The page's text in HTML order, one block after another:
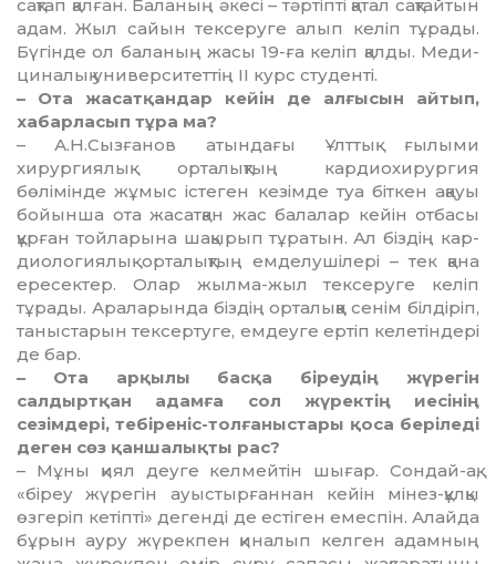
сақтап қалған. Ба­ланың әкесі – тәртіпті қатал сақтайтын
адам. Жыл сайын тек­серуге алып келіп тұрады.
Бүгінде ол баланың жасы 19-ға келіп қалды. Меди­
циналық университеттің ІІ курс студенті.
– Ота жасатқандар кейін де алғысын ай­тып,
хабарласып тұра ма?
– А.Н.Сызғанов атындағы Ұлттық ғы­лыми
хирургиялық орталықтың кар­дио­хирур­гия
бөлімінде жұмыс істеген кезімде туа біткен ақауы
бойынша ота жасатқан жас балалар кейін отбасы
құрған той­ла­рына шақырып тұратын. Ал біздің кар­
дио­ло­гиялық орталықтың емделушілері – тек қана
ересектер. Олар жылма-жыл тек­серу­ге келіп
тұрады. Араларында біздің орта­лық­қа сенім білдіріп,
таныстарын тек­сертуге, емдеуге ертіп келетіндері
де бар.
– Ота арқылы басқа біреудің жүрегін
салдыртқан адамға сол жүректің иесінің
сезімдері, тебіреніс-толғаныстары қоса беріледі
деген сөз қаншалықты рас?
– Мұны қиял деуге келмейтін шығар. Сондай-ақ,
«біреу жүрегін ауыстырғаннан кейін мінез-құлқы
өзгеріп кетіпті» дегенді де естіген емеспін. Алайда
бұрын ауру жүрекпен қиналып келген адамның